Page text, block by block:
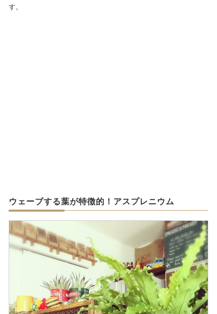
す。
ウェーブする葉が特徴的！アスプレニウム